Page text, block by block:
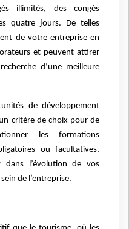
illimités, des congés
quatre jours. De telles
de votre entreprise en
et peuvent attirer
d’une meilleure
de développement
critère de choix pour de
les formations
ou facultatives,
dans l’évolution de vos
de l’entreprise.